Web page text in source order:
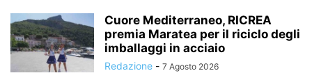
Cuore Mediterraneo, RICREA
premia Maratea per il riciclo degli
imballaggi in acciaio
Redazione - 7 Agosto 2026